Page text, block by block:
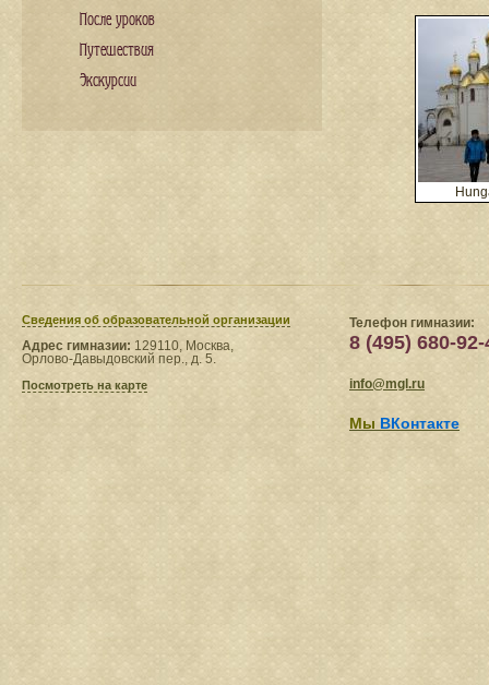
После уроков
Путешествия
Экскурсии
Сведения​ об образовательной организации
Адрес гимназии: 129110, Москва,
Орлово-Давыдовский пер., д. 5.
Посмотреть на карте
Телефон гимназии:
8 (495) 680-92-
info@mgl.ru
Мы ВКонтакте